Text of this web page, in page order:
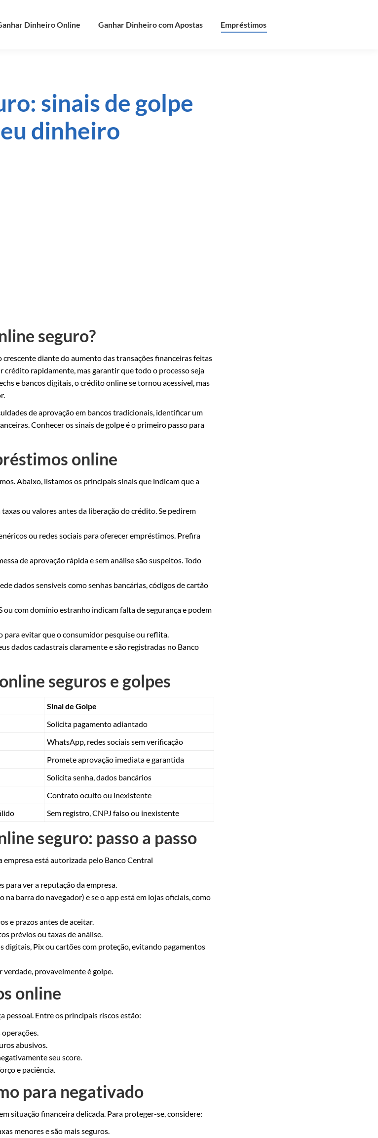
Dinheiro Online Ganhar Dinheiro com Apostas Empréstimos
sinais de golpe
dinheiro
seguro?
diante do aumento das transações financeiras feitas
rapidamente, mas garantir que todo o processo seja
e bancos digitais, o crédito online se tornou acessível, mas
de aprovação em bancos tradicionais, identificar um
Conhecer os sinais de golpe é o primeiro passo para
online
Abaixo, listamos os principais sinais que indicam que a
ou valores antes da liberação do crédito. Se pedirem
ou redes sociais para oferecer empréstimos. Prefira
de aprovação rápida e sem análise são suspeitos. Todo
dados sensíveis como senhas bancárias, códigos de cartão
ou com domínio estranho indicam falta de segurança e podem
evitar que o consumidor pesquise ou reflita.
dados cadastrais claramente e são registradas no Banco
seguros e golpes
Sinal de Golpe
Solicita pagamento adiantado
WhatsApp, redes sociais sem verificação
Promete aprovação imediata e garantida
Solicita senha, dados bancários
Contrato oculto ou inexistente
Sem registro, CNPJ falso ou inexistente
seguro: passo a passo
empresa está autorizada pelo Banco Central
para ver a reputação da empresa.
barra do navegador) e se o app está em lojas oficiais, como
e prazos antes de aceitar.
prévios ou taxas de análise.
digitais, Pix ou cartões com proteção, evitando pagamentos
verdade, provavelmente é golpe.
online
pessoal. Entre os principais riscos estão:
abusivos.
seu score.
e paciência.
para negativado
situação financeira delicada. Para proteger-se, considere:
menores e são mais seguros.